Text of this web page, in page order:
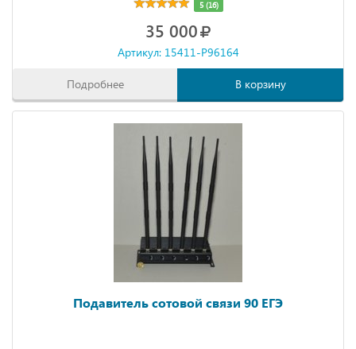
5 (16)
35 000
Артикул: 15411-P96164
Подробнее В корзину
Подавитель сотовой связи 90 ЕГЭ